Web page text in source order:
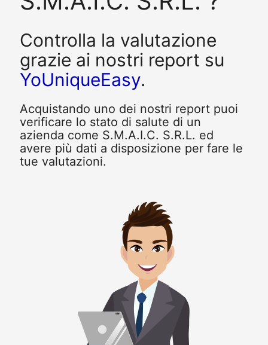
Controlla la valutazione
grazie ai nostri report su
YoUniqueEasy.
Acquistando uno dei nostri report puoi
verificare lo stato di salute di un
azienda come S.M.A.I.C. S.R.L. ed
avere più dati a disposizione per fare le
tue valutazioni.